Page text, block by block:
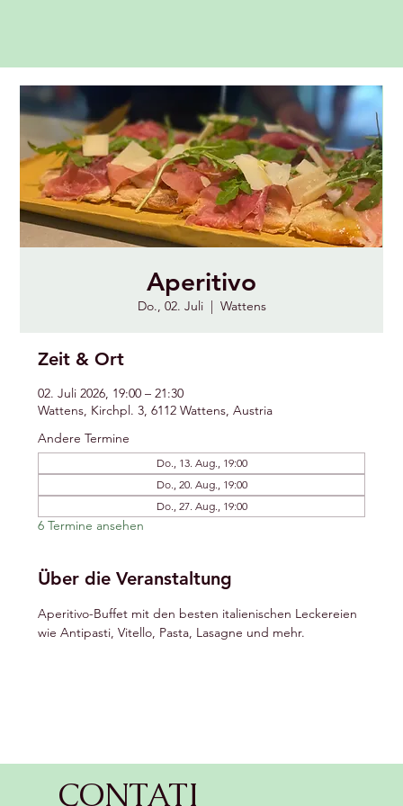
Aperitivo
Do., 02. Juli
  |
Wattens
Zeit & Ort
02. Juli 2026, 19:00 – 21:30
Wattens, Kirchpl. 3, 6112 Wattens, Austria
Andere Termine
Do., 13. Aug., 19:00
Do., 20. Aug., 19:00
Do., 27. Aug., 19:00
6 Termine ansehen
Über die Veranstaltung
Aperitivo-Buffet mit den besten italienischen Leckereien
wie Antipasti, Vitello, Pasta, Lasagne und mehr.
CONTATI